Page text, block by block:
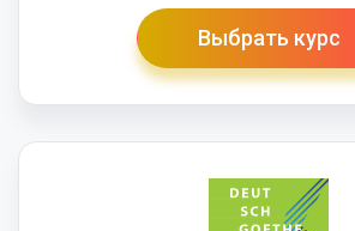
Выбрать курс